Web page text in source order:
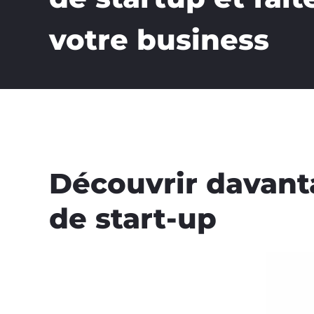
votre business
Découvrir
de start-up